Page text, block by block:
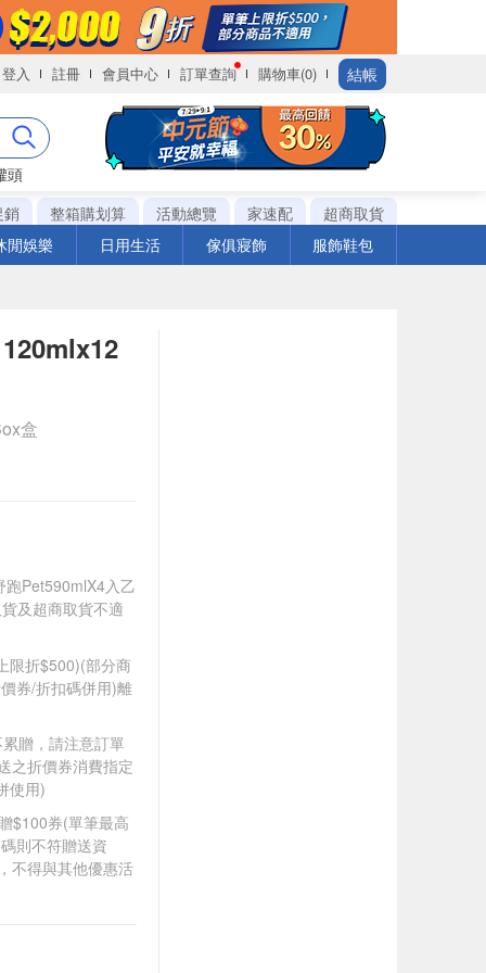
登入 註冊 會員中心 訂單查詢 購物車(0) 結帳
頭
銷
整箱購划算 活動總覽 家速配
超商取貨
閒娛樂
日用生活 傢俱寢飾 服飾鞋包
盒
Pet590mlX4入乙
及超商取貨不適
限折$500)(部分商
券/折扣碼併用)離
贈，請注意訂單
之折價券消費指定
使用)
$100券(單筆最高
則不符贈送資
不得與其他優惠活